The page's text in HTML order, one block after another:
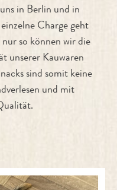
in Berlin und in
Charge geht
so können wir die
unserer Kauwaren
sind somit keine
und mit